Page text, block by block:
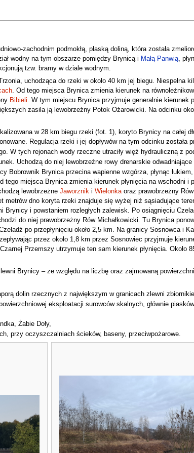
zachodnim podmokłą, płaską doliną, która została
wodny na tym obszarze pomiędzy Brynicą i Małą Panwią,
tzw. bramy w dziale wodnym.
uchodząca do rzeki w około 40 km jej biegu.
. Od tego miejsca Brynica zmienia kierunek na
Bibieli. W tym miejscu Brynica przyjmuje generalnie kierunek
zasila ją lewobrzeżny Potok Ożarowicki. Na odcinku
w 28 km biegu rzeki (fot. 1), koryto Brynicy na całej
Regulacja rzeki i jej dopływów na tym odcinku
W tych rejonach wody rzeczne utraciły więź hydrauliczną z
Uchodzą do niej lewobrzeżne rowy drenarskie odwadniające
Bobrownik Brynica przecina wapienne wzgórza, płynąc
miejsca Brynica zmienia kierunek płynięcia na wschodni i
lewobrzeżne Jaworzniki Wielonkaoraz prawobrzeżny
dno koryta rzeki znajduje się wyżej niż sąsiadujące
Brynicy i powstaniem rozległych zalewisk. Po osiągnięciu
do niej prawobrzeżny Rów Michałkowicki. Tu Brynica
po przepłynięciu około 2,5 km. Na granicy Sosnowca i
przez około 1,8 km przez Sosnowiec przyjmuje
Przemszy utrzymuje ten sam kierunek płynięcia.
Brynicy – ze względu na liczbę oraz zajmowaną
dolin rzecznych z największym w granicach zlewni
eksploatacji surowców skalnych, głównie
Żabie Doły,
przy oczyszczalniach ścieków, baseny, przeciwpożarowe.